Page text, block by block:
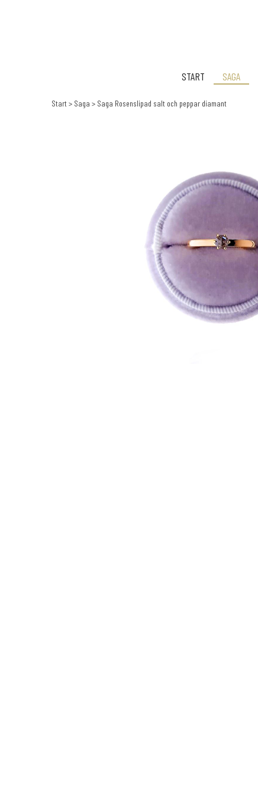
START SAGA
Start> Saga > Saga Rosenslipad salt och peppar diamant